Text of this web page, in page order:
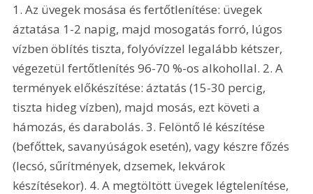
1. Az üvegek mosása és fertőtlenítése: üvegek
áztatása 1-2 napig, majd mosogatás forró, lúgos
vízben öblítés tiszta, folyóvízzel legalább kétszer,
végezetül fertőtlenítés 96-70 %-os alkohollal. 2. A
termények előkészítése: áztatás (15-30 percig,
tiszta hideg vízben), majd mosás, ezt követi a
hámozás, és darabolás. 3. Felöntő lé készítése
(befőttek, savanyúságok esetén), vagy készre főzés
(lecsó, sűrítmények, dzsemek, lekvárok
készítésekor). 4. A megtöltött üvegek légtelenítése,